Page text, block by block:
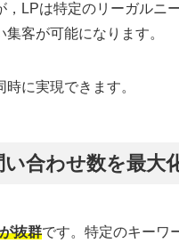
LPは特定のリーガルニ
客が可能になります。
に実現できます。
合わせ数を最大
抜群です。特定のキーワ